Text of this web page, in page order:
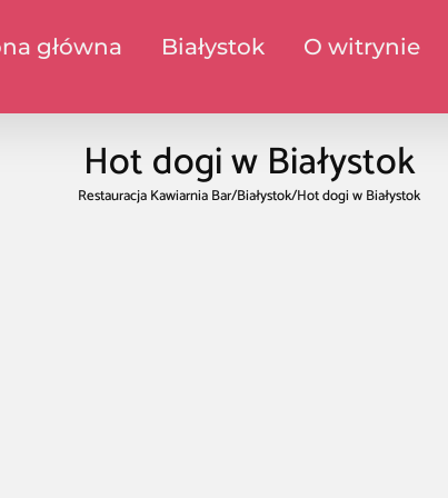
główna Białystok O witrynie
Hot dogi w Białystok
Restauracja Kawiarnia Bar/Białystok/Hot dogi w Białystok